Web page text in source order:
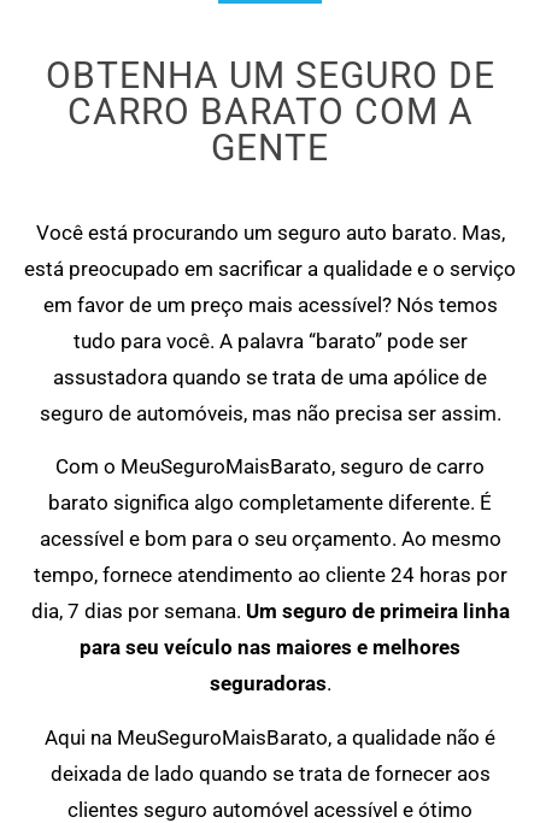
OBTENHA UM SEGURO DE
CARRO BARATO COM A
GENTE
Você está procurando um seguro auto barato. Mas,
está preocupado em sacrificar a qualidade e o serviço
em favor de um preço mais acessível? Nós temos
tudo para você. A palavra “barato” pode ser
assustadora quando se trata de uma apólice de
seguro de automóveis, mas não precisa ser assim.
Com o MeuSeguroMaisBarato, seguro de carro
barato significa algo completamente diferente. É
acessível e bom para o seu orçamento. Ao mesmo
tempo, fornece atendimento ao cliente 24 horas por
dia, 7 dias por semana. Um seguro de primeira linha
para seu veículo nas maiores e melhores
seguradoras.
Aqui na MeuSeguroMaisBarato, a qualidade não é
deixada de lado quando se trata de fornecer aos
clientes seguro automóvel acessível e ótimo